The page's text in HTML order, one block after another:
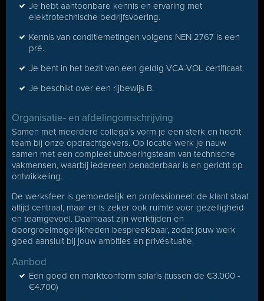
Je hebt aantoonbare kennis en ervaring met
elektrotechnische bedrijfsvoering.
Kennis van conditiemetingen volgens NEN 2767 is een
pré.
Je bent in het bezit van een geldig VCA-VOL certificaat.
Je beschikt over een rijbewijs B.
Organisatie- en afdelingomschrijving
Samen met meerdere collega’s vorm je een sterk en hecht
team bij onze opdrachtgevers. Op locatie werk je nauw
samen met een compleet uitvoeringsteam van technische
vakmensen, waarbij iedereen benaderbaar is en gericht op
ontwikkeling.
De werksfeer is gemoedelijk en professioneel: de klant staat
altijd centraal, maar er is zeker ook ruimte voor gezelligheid
en teamgevoel. Daarnaast zijn werktijden en
doorgroeimogelijkheden bespreekbaar, zodat jouw werk
goed aansluit bij jouw ambities en privésituatie.
Aanbod
Een goed en marktconform salaris (tussen de €3.000 -
€4.700)